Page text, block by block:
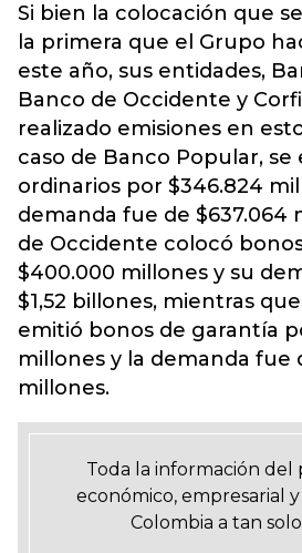
Si bien la colocación que
la primera que el Grupo
este año, sus entidades,
Banco de Occidente y
realizado emisiones en
caso de Banco Popular,
ordinarios por $346.824
demanda fue de $637.064
de Occidente colocó
$400.000 millones y su
$1,52 billones, mientras
emitió bonos de garantía
millones y la demanda fue
millones.
Toda la información del
económico, empresarial
Colombia a tan